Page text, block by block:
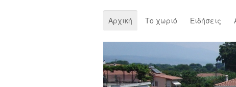
Αρχική Το χωριό Ειδήσεις